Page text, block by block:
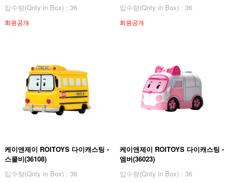
입수량(Qnty in Box) : 36
회원공개
입수량(Qnty in Box) : 36
회원공개
케이앤제이 ROITOYS 다이캐스팅 -
스쿨비(36108)
입수량(Qnty in Box) : 36
케이앤제이 ROITOYS 다이캐스팅 -
엠버(36023)
입수량(Qnty in Box) : 36